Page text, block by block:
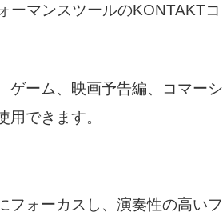
ーマンスツールのKONTAKTコ
ゲーム、映画予告編、コマーシ
できます。
フォーカスし、演奏性の高いフ